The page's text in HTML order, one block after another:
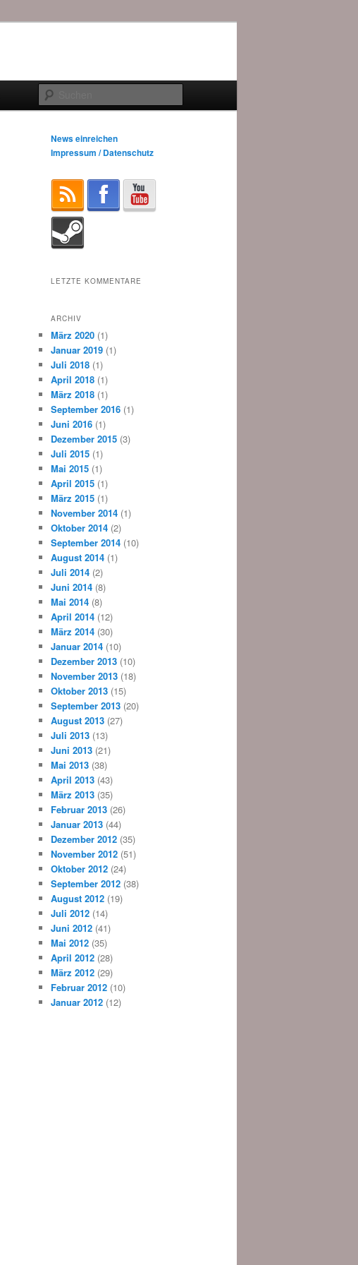
News einreichen
Impressum / Datenschutz
LETZTE KOMMENTARE
ARCHIV
März 2020 (1)
Januar 2019 (1)
Juli 2018 (1)
April 2018 (1)
März 2018 (1)
September 2016 (1)
Juni 2016 (1)
Dezember 2015 (3)
Juli 2015 (1)
Mai 2015 (1)
April 2015 (1)
März 2015 (1)
November 2014 (1)
Oktober 2014 (2)
September 2014 (10)
August 2014 (1)
Juli 2014 (2)
Juni 2014 (8)
Mai 2014 (8)
April 2014 (12)
März 2014 (30)
Januar 2014 (10)
Dezember 2013 (10)
November 2013 (18)
Oktober 2013 (15)
September 2013 (20)
August 2013 (27)
Juli 2013 (13)
Juni 2013 (21)
Mai 2013 (38)
April 2013 (43)
März 2013 (35)
Februar 2013 (26)
Januar 2013 (44)
Dezember 2012 (35)
November 2012 (51)
Oktober 2012 (24)
September 2012 (38)
August 2012 (19)
Juli 2012 (14)
Juni 2012 (41)
Mai 2012 (35)
April 2012 (28)
März 2012 (29)
Februar 2012 (10)
Januar 2012 (12)